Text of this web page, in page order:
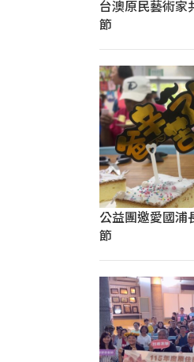
台澳原民藝術家
節
公益團邀愛國浦
節